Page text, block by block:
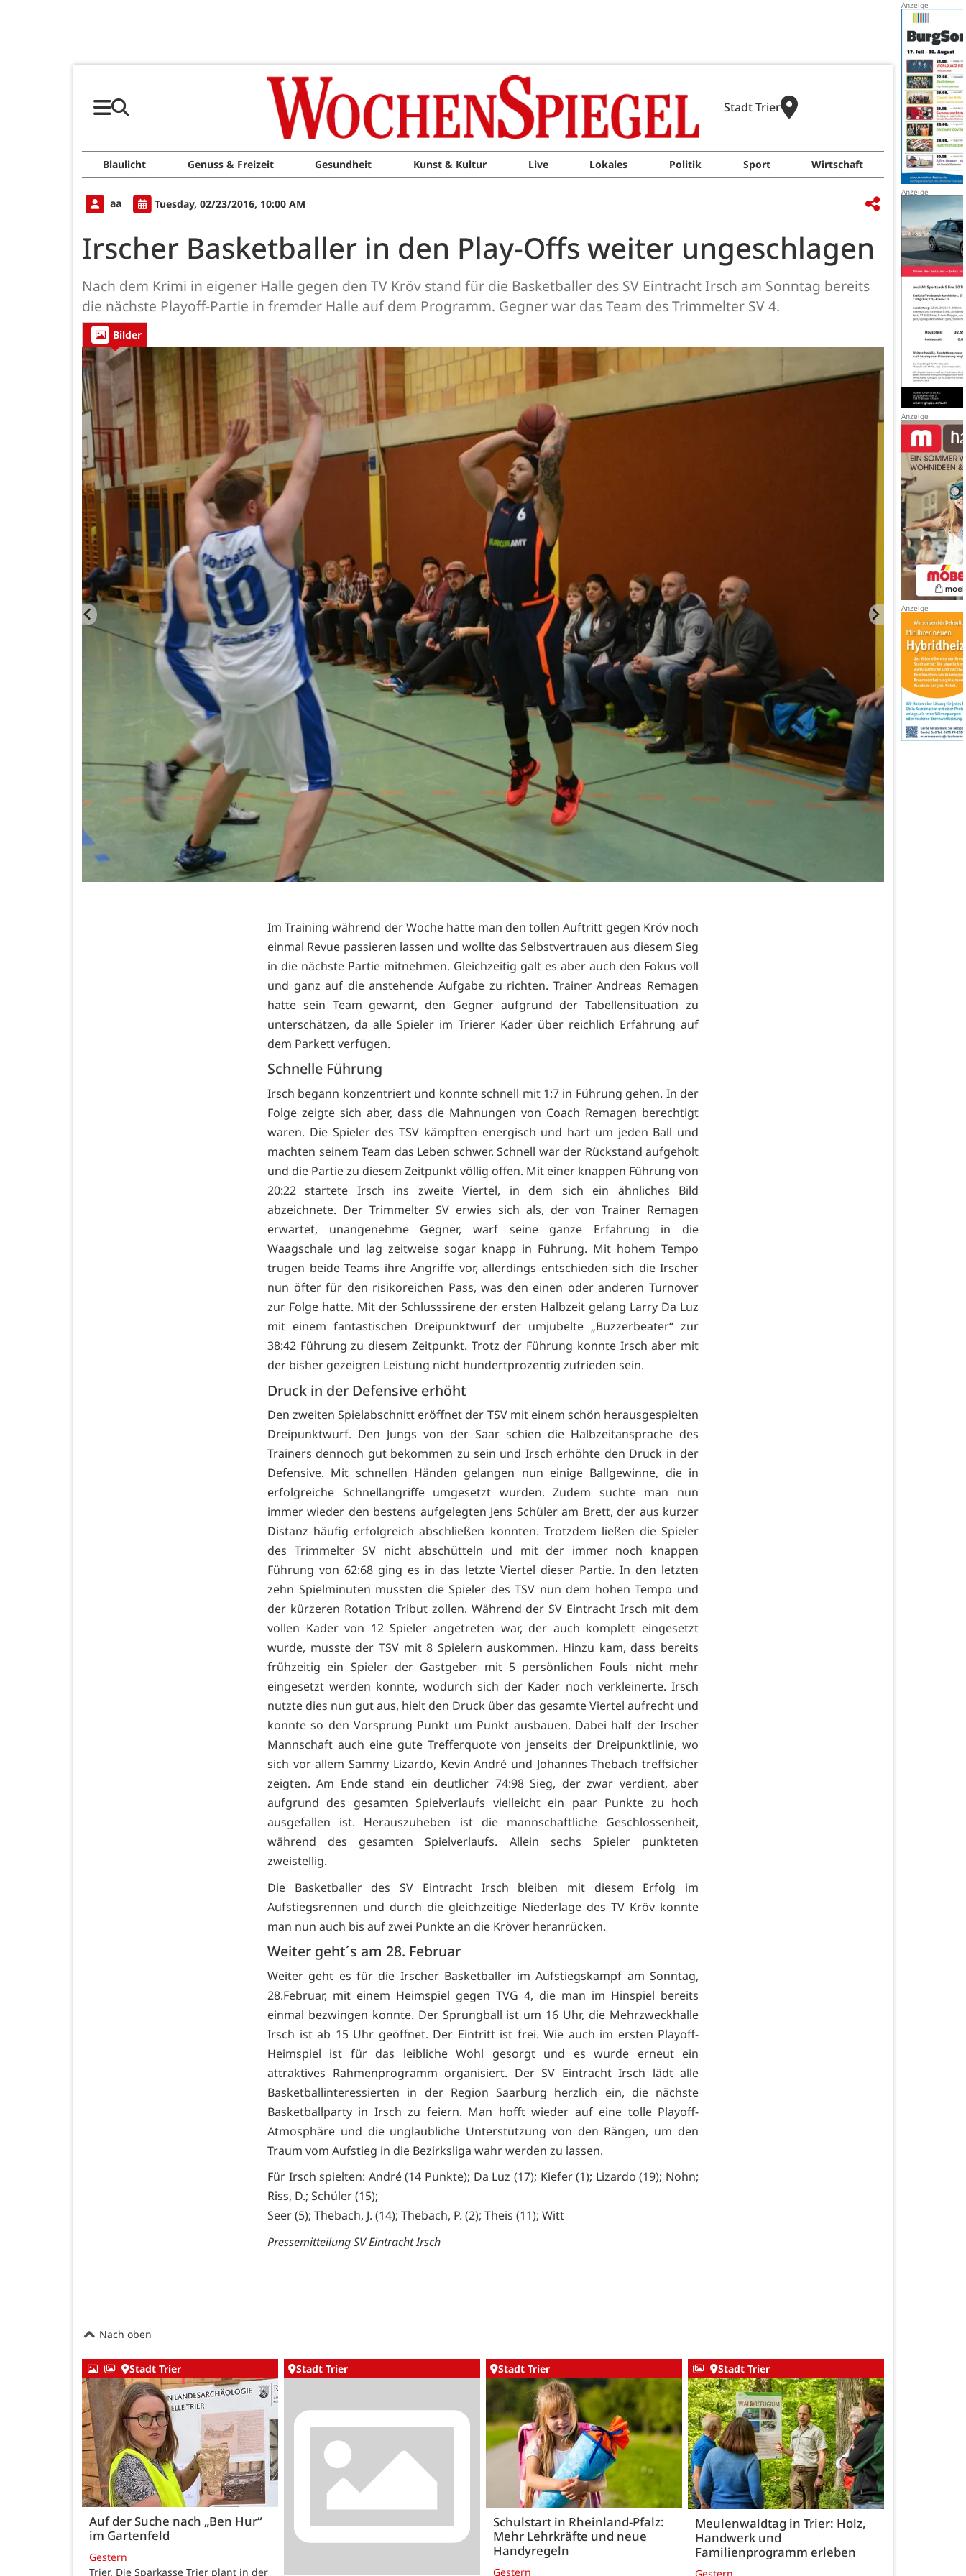
Stadt Trier
Blaulicht Genuss & Freizeit Gesundheit Kunst & Kultur Live Lokales Politik Sport Wirtschaft
aa Tuesday, 02/23/2016, 10:00 AM
Irscher Basketballer in den Play-Offs weiter ungeschlagen
Nach dem Krimi in eigener Halle gegen den TV Kröv stand für die Basketballer des SV Eintracht Irsch am Sonntag bereits
die nächste Playoff-Partie in fremder Halle auf dem Programm. Gegner war das Team des Trimmelter SV 4.
Bilder
Im Training während der Woche hatte man den tollen Auftritt gegen Kröv noch
einmal Revue passieren lassen und wollte das Selbstvertrauen aus diesem Sieg
in die nächste Partie mitnehmen. Gleichzeitig galt es aber auch den Fokus voll
und ganz auf die anstehende Aufgabe zu richten. Trainer Andreas Remagen
hatte sein Team gewarnt, den Gegner aufgrund der Tabellensituation zu
unterschätzen, da alle Spieler im Trierer Kader über reichlich Erfahrung auf
dem Parkett verfügen.
Schnelle Führung
Irsch begann konzentriert und konnte schnell mit 1:7 in Führung gehen. In der
Folge zeigte sich aber, dass die Mahnungen von Coach Remagen berechtigt
waren. Die Spieler des TSV kämpften energisch und hart um jeden Ball und
machten seinem Team das Leben schwer. Schnell war der Rückstand aufgeholt
und die Partie zu diesem Zeitpunkt völlig offen. Mit einer knappen Führung von
20:22 startete Irsch ins zweite Viertel, in dem sich ein ähnliches Bild
abzeichnete. Der Trimmelter SV erwies sich als, der von Trainer Remagen
erwartet, unangenehme Gegner, warf seine ganze Erfahrung in die
Waagschale und lag zeitweise sogar knapp in Führung. Mit hohem Tempo
trugen beide Teams ihre Angriffe vor, allerdings entschieden sich die Irscher
nun öfter für den risikoreichen Pass, was den einen oder anderen Turnover
zur Folge hatte. Mit der Schlusssirene der ersten Halbzeit gelang Larry Da Luz
mit einem fantastischen Dreipunktwurf der umjubelte „Buzzerbeater“ zur
38:42 Führung zu diesem Zeitpunkt. Trotz der Führung konnte Irsch aber mit
der bisher gezeigten Leistung nicht hundertprozentig zufrieden sein.
Druck in der Defensive erhöht
Den zweiten Spielabschnitt eröffnet der TSV mit einem schön herausgespielten
Dreipunktwurf. Den Jungs von der Saar schien die Halbzeitansprache des
Trainers dennoch gut bekommen zu sein und Irsch erhöhte den Druck in der
Defensive. Mit schnellen Händen gelangen nun einige Ballgewinne, die in
erfolgreiche Schnellangriffe umgesetzt wurden. Zudem suchte man nun
immer wieder den bestens aufgelegten Jens Schüler am Brett, der aus kurzer
Distanz häufig erfolgreich abschließen konnten. Trotzdem ließen die Spieler
des Trimmelter SV nicht abschütteln und mit der immer noch knappen
Führung von 62:68 ging es in das letzte Viertel dieser Partie. In den letzten
zehn Spielminuten mussten die Spieler des TSV nun dem hohen Tempo und
der kürzeren Rotation Tribut zollen. Während der SV Eintracht Irsch mit dem
vollen Kader von 12 Spieler angetreten war, der auch komplett eingesetzt
wurde, musste der TSV mit 8 Spielern auskommen. Hinzu kam, dass bereits
frühzeitig ein Spieler der Gastgeber mit 5 persönlichen Fouls nicht mehr
eingesetzt werden konnte, wodurch sich der Kader noch verkleinerte. Irsch
nutzte dies nun gut aus, hielt den Druck über das gesamte Viertel aufrecht und
konnte so den Vorsprung Punkt um Punkt ausbauen. Dabei half der Irscher
Mannschaft auch eine gute Trefferquote von jenseits der Dreipunktlinie, wo
sich vor allem Sammy Lizardo, Kevin André und Johannes Thebach treffsicher
zeigten. Am Ende stand ein deutlicher 74:98 Sieg, der zwar verdient, aber
aufgrund des gesamten Spielverlaufs vielleicht ein paar Punkte zu hoch
ausgefallen ist. Herauszuheben ist die mannschaftliche Geschlossenheit,
während des gesamten Spielverlaufs. Allein sechs Spieler punkteten
zweistellig.
Die Basketballer des SV Eintracht Irsch bleiben mit diesem Erfolg im
Aufstiegsrennen und durch die gleichzeitige Niederlage des TV Kröv konnte
man nun auch bis auf zwei Punkte an die Kröver heranrücken.
Weiter geht´s am 28. Februar
Weiter geht es für die Irscher Basketballer im Aufstiegskampf am Sonntag,
28.Februar, mit einem Heimspiel gegen TVG 4, die man im Hinspiel bereits
einmal bezwingen konnte. Der Sprungball ist um 16 Uhr, die Mehrzweckhalle
Irsch ist ab 15 Uhr geöffnet. Der Eintritt ist frei. Wie auch im ersten Playoff-
Heimspiel ist für das leibliche Wohl gesorgt und es wurde erneut ein
attraktives Rahmenprogramm organisiert. Der SV Eintracht Irsch lädt alle
Basketballinteressierten in der Region Saarburg herzlich ein, die nächste
Basketballparty in Irsch zu feiern. Man hofft wieder auf eine tolle Playoff-
Atmosphäre und die unglaubliche Unterstützung von den Rängen, um den
Traum vom Aufstieg in die Bezirksliga wahr werden zu lassen.
Für Irsch spielten: André (14 Punkte); Da Luz (17); Kiefer (1); Lizardo (19); Nohn;
Riss, D.; Schüler (15);
Seer (5); Thebach, J. (14); Thebach, P. (2); Theis (11); Witt
Pressemitteilung SV Eintracht Irsch
Nach oben
Stadt Trier
Auf der Suche nach „Ben Hur“
im Gartenfeld
Gestern
Trier. Die Sparkasse Trier plant in der
Stadt Trier Stadt Trier
Schulstart in Rheinland-Pfalz:
Mehr Lehrkräfte und neue
Handyregeln
Gestern
Stadt Trier
Meulenwaldtag in Trier: Holz,
Handwerk und
Familienprogramm erleben
Gestern